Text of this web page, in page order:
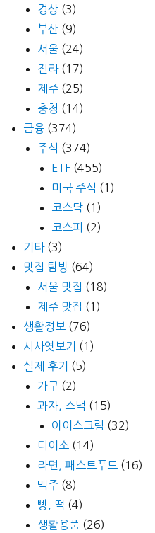
경상 (3)
부산 (9)
서울 (24)
전라(17)
제주 (25)
충청 (14)
금융 (374)
주식 (374)
ETF (455)
미국 주식 (1)
코스닥 (1)
코스피 (2)
기타(3)
맛집 탐방 (64)
서울 맛집 (18)
제주 맛집 (1)
생활정보 (76)
시사엿보기
(1)
실제 후기
(5)
가구 (2)
과자, 스낵 (15)
아이스크림 (32)
다이소 (14)
라면, 패스트푸드 (16)
맥주 (8)
빵, 떡 (4)
생활용품 (26)